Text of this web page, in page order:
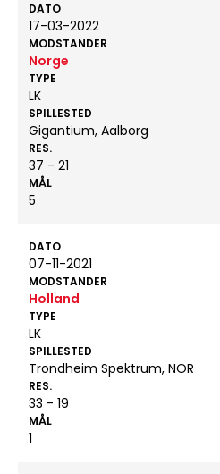
DATO
17-03-2022
MODSTANDER
Norge
TYPE
LK
SPILLESTED
Gigantium, Aalborg
RES.
37 - 21
MÅL
5
DATO
07-11-2021
MODSTANDER
Holland
TYPE
LK
SPILLESTED
Trondheim Spektrum, NOR
RES.
33 - 19
MÅL
1